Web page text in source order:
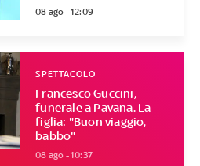
08 ago - 12:09
Francesco Guccini,
funerale a Pavana. La
figlia: "Buon viaggio,
babbo"
SPETTACOLO
08 ago - 10:37